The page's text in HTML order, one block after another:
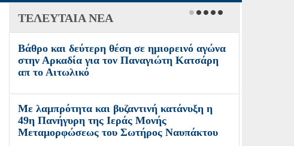
ΤΕΛΕΥΤΑΙΑ ΝΕΑ
Βάθρο και δεύτερη θέση σε ημιορεινό αγώνα
στην Αρκαδία για τον Παναγιώτη Κατσάρη
απ το Αιτωλικό
Με λαμπρότητα και βυζαντινή κατάνυξη η
49η Πανήγυρη της Ιεράς Μονής
Μεταμορφώσεως του Σωτήρος Ναυπάκτου